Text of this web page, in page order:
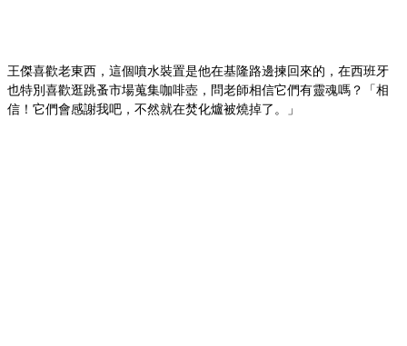
王傑喜歡老東西，這個噴水裝置是他在基隆路邊揀回來的，在西班牙
也特別喜歡逛跳蚤市場蒐集咖啡壺，問老師相信它們有靈魂嗎？「相
信！它們會感謝我吧，不然就在焚化爐被燒掉了。」